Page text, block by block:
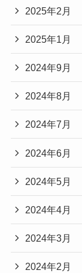
2025年2月
2025年1月
2024年9月
2024年8月
2024年7月
2024年6月
2024年5月
2024年4月
2024年3月
2024年2月